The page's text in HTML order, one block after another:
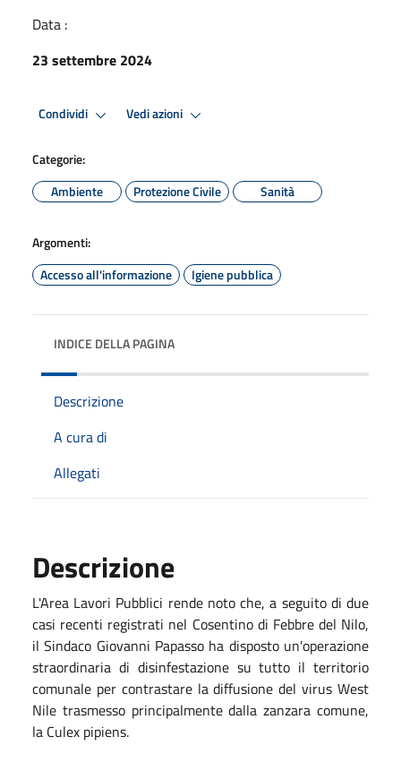
Data :
23 settembre 2024
Condividi Vedi azioni
Categorie:
Ambiente
Protezione Civile Sanità
Argomenti:
Accesso all'informazione
Igiene pubblica
INDICE DELLA PAGINA
Descrizione
A cura di
Allegati
Descrizione
L'Area Lavori Pubblici rende noto che, a seguito di due
casi recenti registrati nel Cosentino di Febbre del Nilo,
il Sindaco Giovanni Papasso ha disposto un'operazione
straordinaria di disinfestazione su tutto il territorio
comunale per contrastare la diffusione del virus West
Nile trasmesso principalmente dalla zanzara comune,
la Culex pipiens.